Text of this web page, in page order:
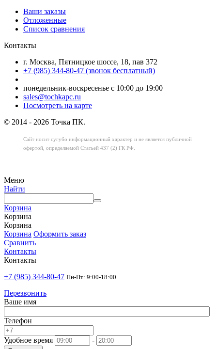
Ваши заказы
Отложенные
Список сравнения
Контакты
г. Москва, Пятницкое шоссе, 18, пав 372
+7 (985) 344-80-47 (звонок бесплатный)
понедельник-воскресенье с 10:00 до 19:00
sales@tochkapc.ru
Посмотреть на карте
© 2014 - 2026 Точка ПК.
Сайт носит сугубо информационный характер и не является публичной
офертой, определяемой Статьей 437 (2) ГК РФ.
Меню
Найти
Корзина
Корзина
Корзина
Корзина Оформить заказ
Сравнить
Контакты
Контакты
+7 (985) 344-80-47 Пн-Пт: 9:00-18:00
Перезвонить
Ваше имя
Телефон
Удобное время -